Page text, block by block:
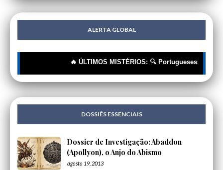
ALERTA GLOBAL
🔥 ÚLTIMOS MISTÉRIOS: 🔍 Portugueses: A
DOSSIÊS ESSENCIAIS
Dossier de Investigação: Abaddon
(Apollyon), o Anjo do Abismo
agosto 19, 2013